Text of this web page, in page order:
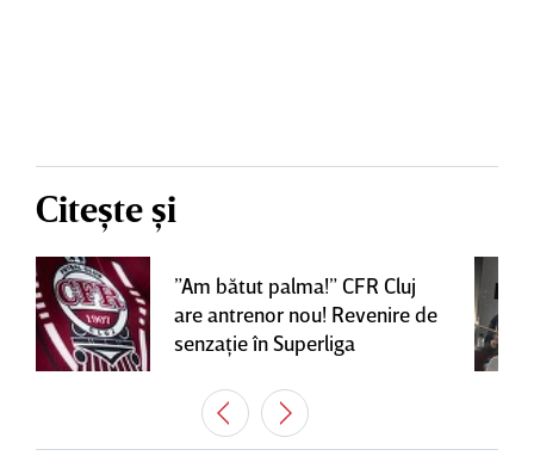
Citește și
”Am bătut palma!” CFR Cluj
are antrenor nou! Revenire de
senzaţie în Superliga